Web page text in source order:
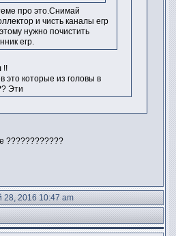
про это.Снимай
и чисть каналы егр
нужно почистить
егр.
!!
это которые из головы в
Эти
????????????
2016 10:47 am